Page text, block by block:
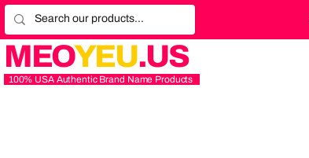
MEOYEU.US
100% USA Authentic Brand Name Products